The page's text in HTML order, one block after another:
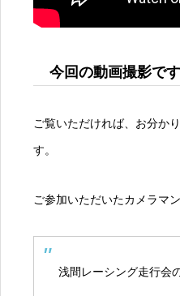
今回の動画撮影です
ご覧いただければ、お分か
す。
ご参加いただいたカメラマ
浅間レーシング走行会